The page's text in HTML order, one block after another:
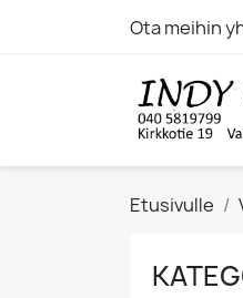
Ota meihin
Etusivulle